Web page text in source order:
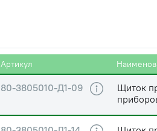
Артикул
80-3805010-Д1-09
Щиток